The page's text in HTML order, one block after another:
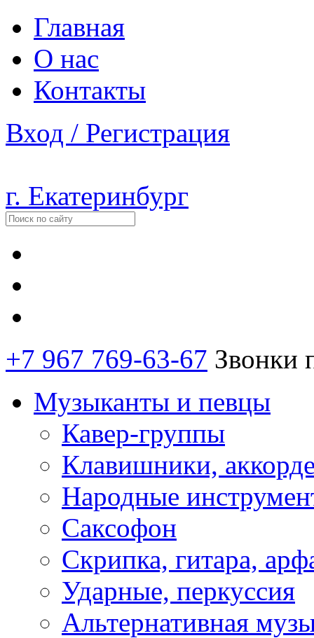
Главная
О нас
Контакты
Вход / Регистрация
г. Екатеринбург
+7 967 769-63-67 Звонки
Музыканты и певцы
Кавер-группы
Клавишники,
Народные
Саксофон
Скрипка, гитара,
Ударные, перкуссия
Альтернативная